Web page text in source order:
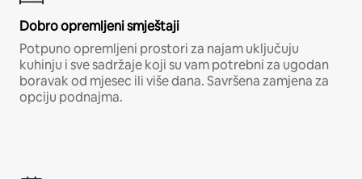
Dobro opremljeni smještaji
Potpuno opremljeni prostori za najam uključuju
kuhinju i sve sadržaje koji su vam potrebni za ugodan
boravak od mjesec ili više dana. Savršena zamjena za
opciju podnajma.